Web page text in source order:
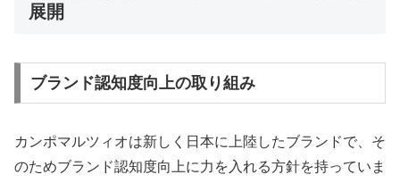
展開
ブランド認知度向上の取り組み
カンポマルツィオは新しく日本に上陸したブランドで、そ
のためブランド認知度向上に力を入れる方針を持っていま